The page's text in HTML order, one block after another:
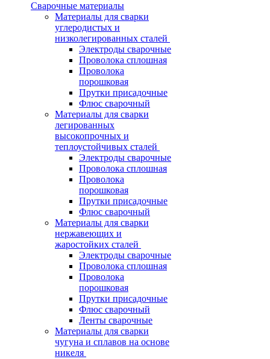
Сварочные материалы
Материалы для сварки
углеродистых и
низколегированных сталей
Электроды сварочные
Проволока сплошная
Проволока
порошковая
Прутки присадочные
Флюс сварочный
Материалы для сварки
легированных
высокопрочных и
теплоустойчивых сталей
Электроды сварочные
Проволока сплошная
Проволока
порошковая
Прутки присадочные
Флюс сварочный
Материалы для сварки
нержавеющих и
жаростойких сталей
Электроды сварочные
Проволока сплошная
Проволока
порошковая
Прутки присадочные
Флюс сварочный
Ленты сварочные
Материалы для сварки
чугуна и сплавов на основе
никеля